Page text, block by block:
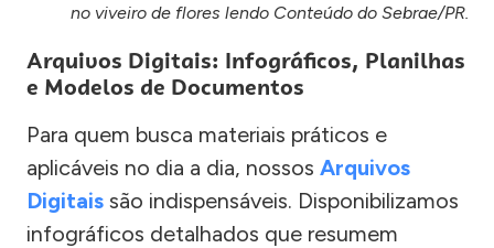
no viveiro de flores lendo Conteúdo do Sebrae/PR.
Arquivos Digitais: Infográficos, Planilhas
e Modelos de Documentos
Para quem busca materiais práticos e
aplicáveis no dia a dia, nossos Arquivos
Digitais são indispensáveis. Disponibilizamos
infográficos detalhados que resumem